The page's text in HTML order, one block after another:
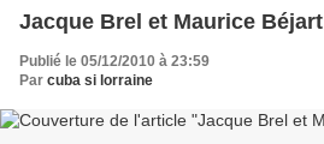
Jacque Brel et Maurice Béjart
Publié le 05/12/2010 à 23:59
Par cuba si lorraine